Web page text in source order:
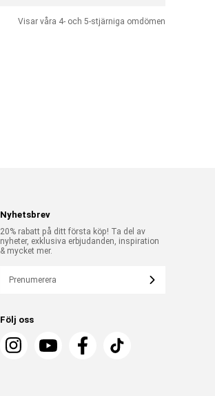
Visar våra 4- och 5-stjärniga omdömen
Nyhetsbrev
20% rabatt på ditt första köp! Ta del av
nyheter, exklusiva erbjudanden, inspiration
& mycket mer.
Prenumerera
Följ oss